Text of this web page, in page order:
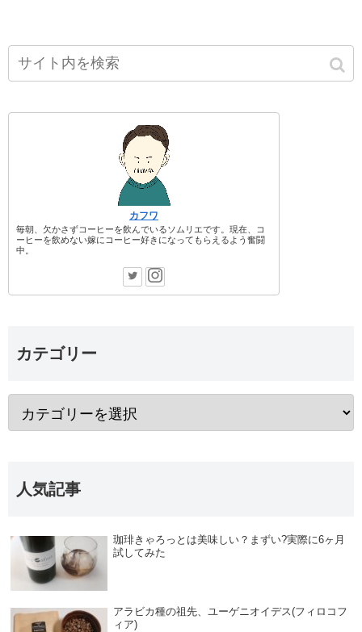
カフワ
毎朝、欠かさずコーヒーを飲んでいるソムリエです。現在、コ
ーヒーを飲めない嫁にコーヒー好きになってもらえるよう奮闘
中。
カテゴリー
人気記事
珈琲きゃろっとは美味しい？まずい?実際に6ヶ月
試してみた
アラビカ種の祖先、ユーゲニオイデス(フィロコフ
ィア)